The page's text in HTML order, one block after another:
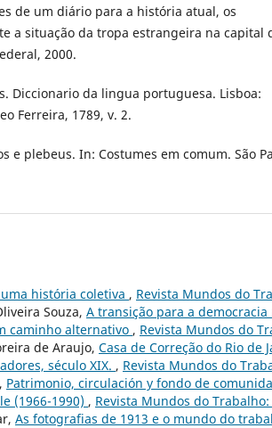
de um diário para a história atual, os
a situação da tropa estrangeira na capital
2000.
Diccionario da lingua portuguesa. Lisboa:
Ferreira, 1789, v. 2.
e plebeus. In: Costumes em comum. São
história coletiva , Revista Mundos do
Souza, A transição para a democracia
caminho alternativo , Revista Mundos do
de Araujo, Casa de Correção do Rio
século XIX. , Revista Mundos do
Patrimonio, circulación y fondo de
(1966-1990) , Revista Mundos do Trabalho:
As fotografias de 1913 e o mundo do